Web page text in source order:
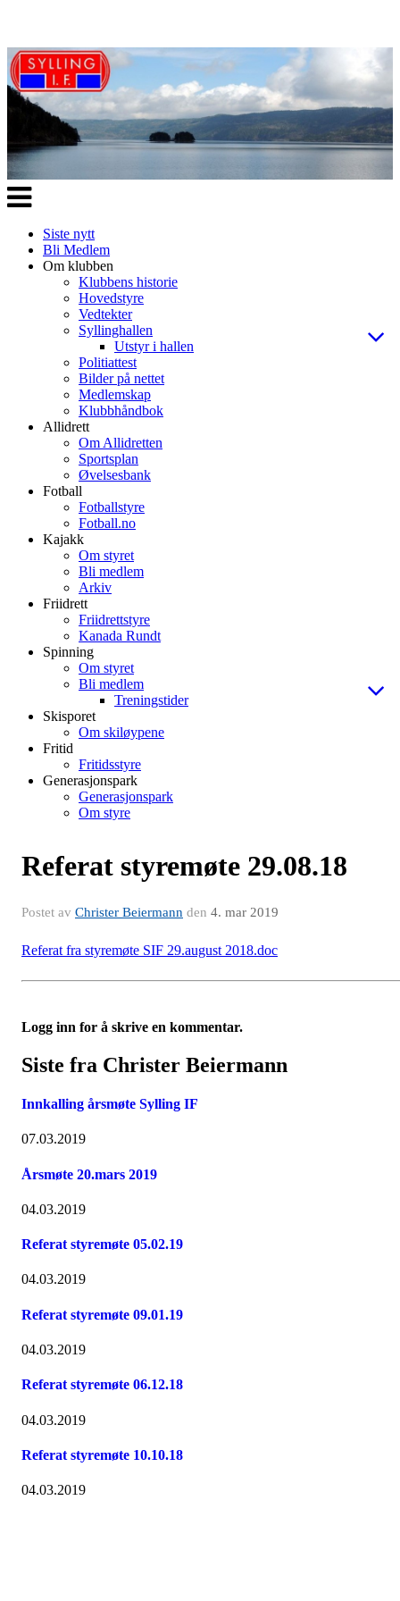
Veksle
navigasjon
Siste nytt
Bli Medlem
Om klubben
Klubbens historie
Hovedstyre
Vedtekter
Syllinghallen
Utstyr i hallen
Politiattest
Bilder på nettet
Medlemskap
Klubbhåndbok
Allidrett
Om Allidretten
Sportsplan
Øvelsesbank
Fotball
Fotballstyre
Fotball.no
Kajakk
Om styret
Bli medlem
Arkiv
Friidrett
Friidrettstyre
Kanada Rundt
Spinning
Om styret
Bli medlem
Treningstider
Skisporet
Om skiløypene
Fritid
Fritidsstyre
Generasjonspark
Generasjonspark
Om styre
Referat styremøte 29.08.18
Postet av Christer Beiermann den 4. mar 2019
Referat fra styremøte SIF 29.august 2018.doc
Logg inn for å skrive en kommentar.
Siste fra Christer Beiermann
Innkalling årsmøte Sylling IF
07.03.2019
Årsmøte 20.mars 2019
04.03.2019
Referat styremøte 05.02.19
04.03.2019
Referat styremøte 09.01.19
04.03.2019
Referat styremøte 06.12.18
04.03.2019
Referat styremøte 10.10.18
04.03.2019